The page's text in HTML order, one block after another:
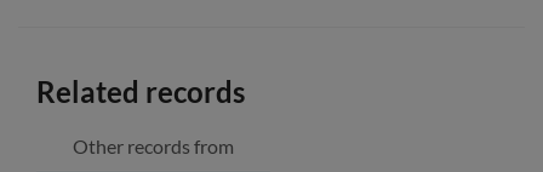
Related records
Other records from